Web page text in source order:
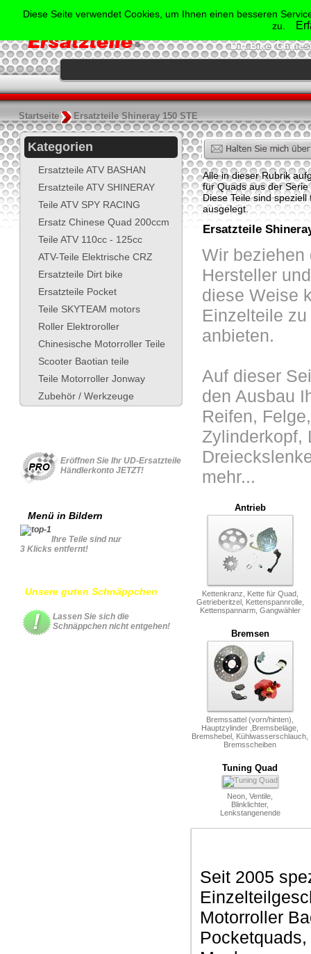
Der Spezialist für
Shineray,
Dirt Bike,
.
Startseite Ersatzteile Shineray 150 STE
Kategorien
Ersatzteile ATV BASHAN
Ersatzteile ATV SHINERAY
Teile ATV SPY RACING
Ersatz Chinese Quad 200ccm
Teile ATV 110cc - 125cc
ATV-Teile Elektrische CRZ
Ersatzteile Dirt bike
Ersatzteile Pocket
Teile SKYTEAM motors
Roller Elektroroller
Chinesische Motorroller Teile
Scooter Baotian teile
Teile Motorroller Jonway
Zubehör / Werkzeuge
Eröffnen Sie Ihr UD-Ersatzteile
Händlerkonto JETZT!
Menü in Bildern
Ihre Teile sind nur
3 Klicks entfernt!
Unsere guten Schnäppchen
Lassen Sie sich die
Schnäppchen nicht entgehen!
Alle in dieser Rubrik
für Quads aus der Serie
Diese Teile sind
ausgelegt.
Ersatzteile
Wir beziehen
Hersteller
diese Weise
Einzelteile
anbieten.
Auf dieser
den Ausbau
Reifen,
Zylinderkopf,
mehr...
Antrieb
Kettenkranz, Kette für Quad,
Getrieberitzel, Kettenspannrolle,
Kettenspannarm, Gangwähler
Bremsen
Bremssattel (vorn/hinten),
Hauptzylinder ,Bremsbeläge,
Bremshebel, Kühlwasserschlauch,
Bremsscheiben
Tuning Quad
Neon, Ventile,
Blinklichter,
Lenkstangenende
Seit 2005
Motorroller
Diese Seite verwendet Cookies, um Ihnen einen besseren
zu.